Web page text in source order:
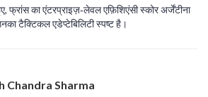
का एंटरप्राइज़‑लेवल एफ़िशिएंसी स्कोर अर्जेंटीना
टैक्टिकल एडेप्टेबिलिटी स्पष्ट है।
Chandra Sharma